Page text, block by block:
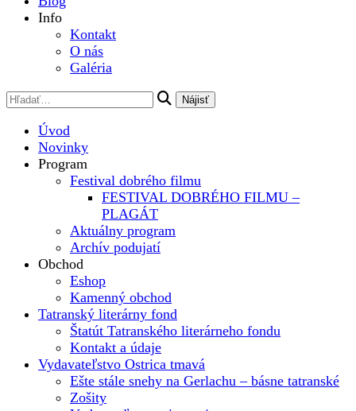
Info
Kontakt
O nás
Galéria
Úvod
Novinky
Program
Festival dobrého filmu
FESTIVAL DOBRÉHO FILMU –
PLAGÁT
Aktuálny program
Archív podujatí
Obchod
Eshop
Kamenný obchod
Tatranský literárny fond
Štatút Tatranského literárneho fondu
Kontakt a údaje
Vydavateľstvo Ostrica tmavá
Ešte stále snehy na Gerlachu – básne tatranské
Zošity